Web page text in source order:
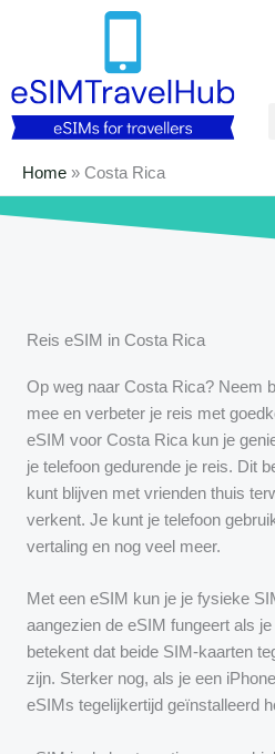
Home » Costa Rica
Reis eSIM in Costa Rica
Op weg naar Costa Rica? Neem
mee en verbeter je reis met
eSIM voor Costa Rica kun je
je telefoon gedurende je reis. Dit
kunt blijven met vrienden thuis
verkent. Je kunt je telefoon
vertaling en nog veel meer.
Met een eSIM kun je je fysieke
aangezien de eSIM fungeert als
betekent dat beide SIM-kaarten
zijn. Sterker nog, als je een
eSIMs tegelijkertijd geïnstalleerd